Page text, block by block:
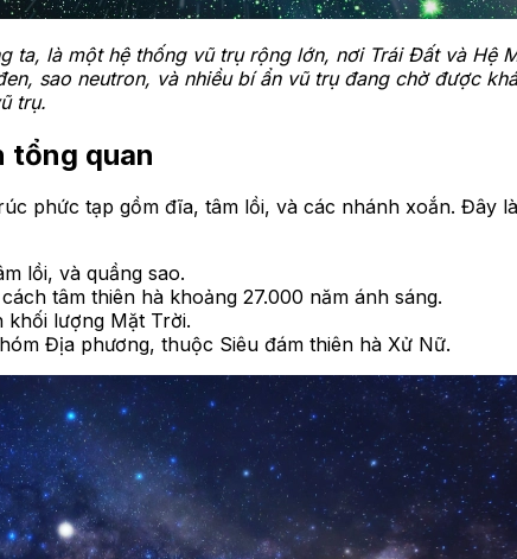
ta, là một hệ thống vũ trụ rộng lớn, nơi Trái Đất và Hệ
sao neutron, và nhiều bí ẩn vũ trụ đang chờ được
trụ.
tổng quan
phức tạp gồm đĩa, tâm lồi, và các nhánh xoắn. Đây
lồi, và quầng sao.
tâm thiên hà khoảng 27.000 năm ánh sáng.
khối lượng Mặt Trời.
Địa phương, thuộc Siêu đám thiên hà Xử Nữ.